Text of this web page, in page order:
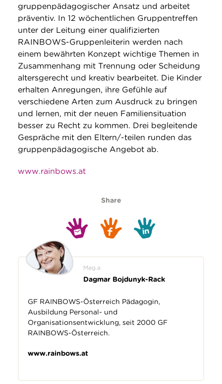
gruppenpädagogischer Ansatz und arbeitet
präventiv. In 12 wöchentlichen Gruppentreffen
unter der Leitung einer qualifizierten
RAINBOWS-Gruppenleiterin werden nach
einem bewährten Konzept wichtige Themen in
Zusammenhang mit Trennung oder Scheidung
altersgerecht und kreativ bearbeitet. Die Kinder
erhalten Anregungen, ihre Gefühle auf
verschiedene Arten zum Ausdruck zu bringen
und lernen, mit der neuen Familiensituation
besser zu Recht zu kommen. Drei begleitende
Gespräche mit den Eltern/-teilen runden das
gruppenpädagogische Angebot ab.
www.rainbows.at
Share
Mag.a
Dagmar Bojdunyk-Rack
GF RAINBOWS-Österreich Pädagogin,
Ausbildung Personal- und
Organisationsentwicklung, seit 2000 GF
RAINBOWS-Österreich.
www.rainbows.at